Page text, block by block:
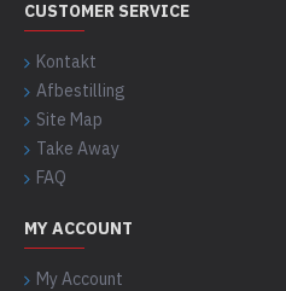
CUSTOMER SERVICE
Kontakt
Afbestilling
Site Map
Take Away
FAQ
MY ACCOUNT
My Account